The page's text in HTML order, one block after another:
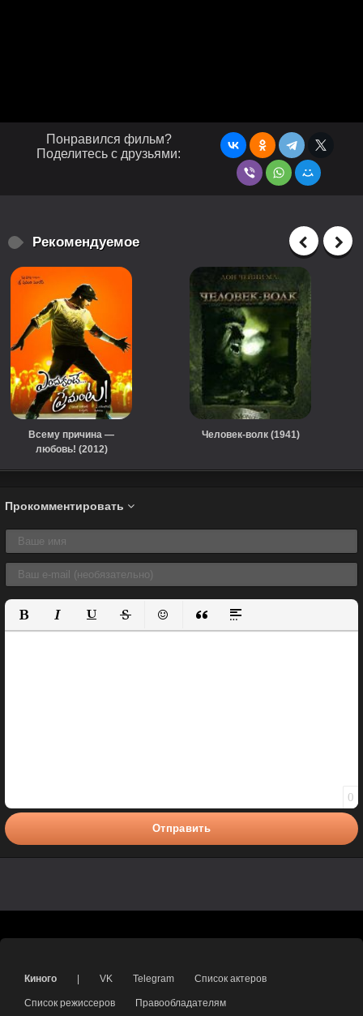
Понравился фильм?
Поделитесь с друзьями:
Рекомендуемое
Всему причина —
любовь! (2012)
Человек-волк (1941)
Прокомментировать
Полужирный
КурсивПодчеркнутый
ЗачеркнутыйВставить смайлик
Вставка цитаты
Вставка спойлера
0
Отправить
Киного VK Telegram Список актеров
Список режиссеров Правообладателям